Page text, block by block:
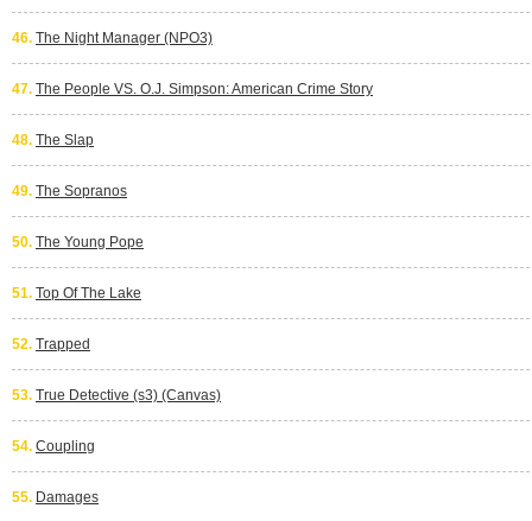
46. The Night Manager (NPO3)
47. The People VS. O.J. Simpson: American Crime Story
48. The Slap
49. The Sopranos
50. The Young Pope
51. Top Of The Lake
52. Trapped
53. True Detective (s3) (Canvas)
54. Coupling
55. Damages